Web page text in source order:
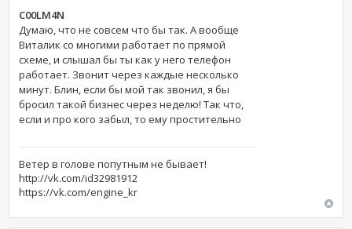
C00LM4N
Думаю, что не совсем что бы так. А вообще
Виталик со многими работает по прямой
схеме, и слышал бы ты как у него телефон
работает. Звонит через каждые несколько
минут. Блин, если бы мой так звонил, я бы
бросил такой бизнес через неделю! Так что,
если и про кого забыл, то ему простительно
Ветер в голове попутным не бывает!
http://vk.com/id32981912
https://vk.com/engine_kr